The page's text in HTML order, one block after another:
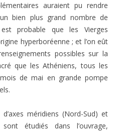
auraient pu rendre
bien plus grand nombre de
probable que les Vierges
hyperboréenne ; et l’on eût
possibles sur la
que les Athéniens, tous les
de mai en grande pompe
méridiens (Nord-Sud) et
étudiés dans l’ouvrage,